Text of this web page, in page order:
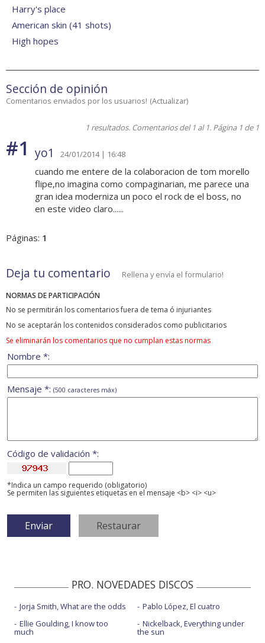
Harry's place
American skin (41 shots)
High hopes
Sección de opinión
Comentarios enviados por los usuarios! (Actualizar)
1 resultados. Comentarios del 1 al 1. Página 1 de 1
#1 yo1 24/01/2014 | 16:48
cuando me entere de la colaboracion de tom morello
flipe,no imagina como compaginarian, me parece una
gran idea moderniza un poco el rock de el boss, no
en este video claro......
Páginas: 1
Deja tu comentario Rellena y envía el formulario!
NORMAS DE PARTICIPACIÓN
No se permitirán los comentarios fuera de tema ó injuriantes
No se aceptarán los contenidos considerados como publicitarios
Se eliminarán los comentarios que no cumplan estas normas
Nombre *:
Mensaje *: (500 caracteres máx)
Código de validación *:
*Indica un campo requerido (obligatorio)
Se permiten las siguientes etiquetas en el mensaje <b> <i> <u>
PRO. NOVEDADES DISCOS
Jorja Smith, What are the odds
Ellie Goulding, I know too
much
Pablo López, El cuatro
Nickelback, Everything under
the sun